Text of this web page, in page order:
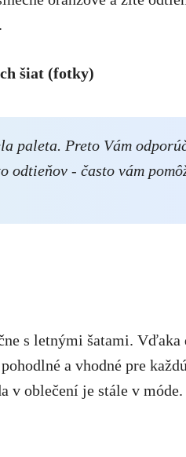
šiat (fotky)
paleta. Preto Vám
odtieňov - často vám
s letnými šatami. Vďaka
a vhodné pre
v oblečení je stále v móde.